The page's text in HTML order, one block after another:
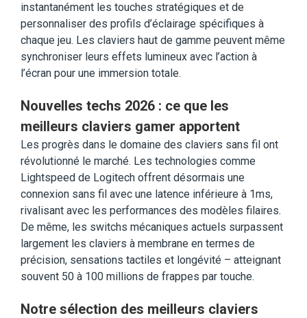
instantanément les touches stratégiques et de
personnaliser des profils d’éclairage spécifiques à
chaque jeu. Les claviers haut de gamme peuvent même
synchroniser leurs effets lumineux avec l’action à
l’écran pour une immersion totale.
Nouvelles techs 2026 : ce que les
meilleurs claviers gamer apportent
Les progrès dans le domaine des claviers sans fil ont
révolutionné le marché. Les technologies comme
Lightspeed de Logitech offrent désormais une
connexion sans fil avec une latence inférieure à 1ms,
rivalisant avec les performances des modèles filaires.
De même, les switchs mécaniques actuels surpassent
largement les claviers à membrane en termes de
précision, sensations tactiles et longévité – atteignant
souvent 50 à 100 millions de frappes par touche.
Notre sélection des meilleurs claviers